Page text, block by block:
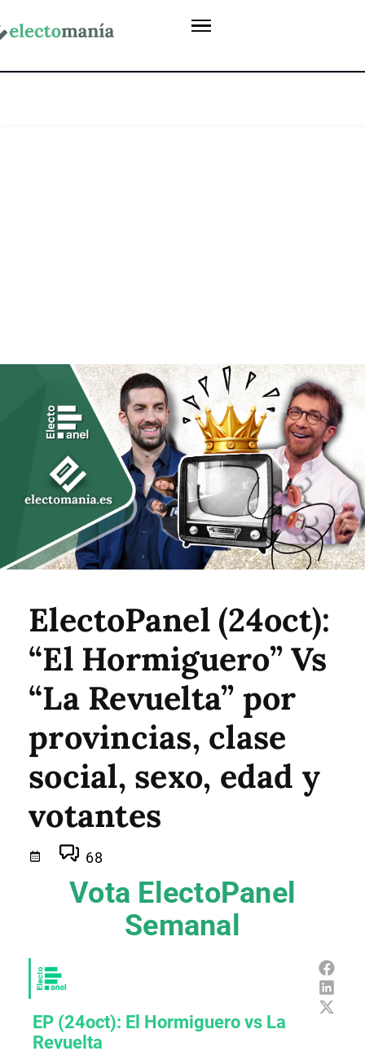
ElectoPanel (24oct):
“El Hormiguero” Vs
“La Revuelta” por
provincias, clase
social, sexo, edad y
votantes
68
Vota ElectoPanel
Semanal